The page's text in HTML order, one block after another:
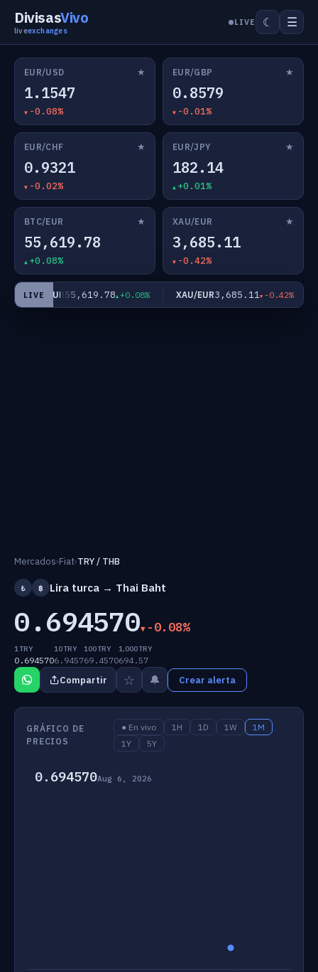
DivisasVivo
liveexchanges
LIVE ☾ ☰
EUR/USD ★
1.1547
-0.08%
EUR/GBP ★
0.8579
-0.01%
EUR/CHF ★
0.9321
-0.02%
EUR/JPY ★
182.14
+0.01%
BTC/EUR ★
55,619.78
+0.08%
XAU/EUR ★
3,685.11
-0.42%
LIVE
BTC/EUR55,619.78 +0.08% XAU/EUR3,685.11 -0.42%
Mercados›Fiat›TRY / THB
₺ ฿ Lira turca → Thai Baht
0.694570 -0.08%
1 TRY
0.694570
10 TRY
6.9457
100 TRY
69.4570
1,000 TRY
694.57
Compartir ☆ 🔔 Crear alerta
GRÁFICO DE
PRECIOS
● En vivo 1H 1D 1W
1M
1Y
5Y
0.694570Aug 6, 2026